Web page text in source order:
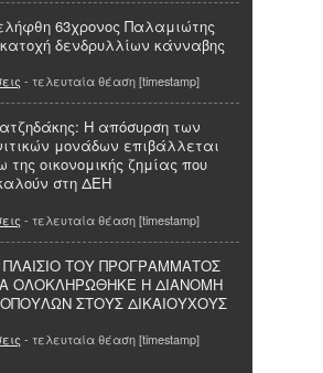
63χρονος Παλαμιώτης
δενδρυλλίων κάνναβης
- τελευταία θέαση [timestamp]
Η απόσυρση των
μονάδων επιβάλλεται
της οικονομικής ζημίας που
στη ΔΕΗ
- τελευταία θέαση [timestamp]
ΤΟΥ ΠΡΟΓΡΑΜΜΑΤΟΣ
ΟΛΟΚΛΗΡΩΘΗΚΕ Η ΔΙΑΝΟΜΗ
ΣΤΟΥΣ ΔΙΚΑΙΟΥΧΟΥΣ
- τελευταία θέαση [timestamp]